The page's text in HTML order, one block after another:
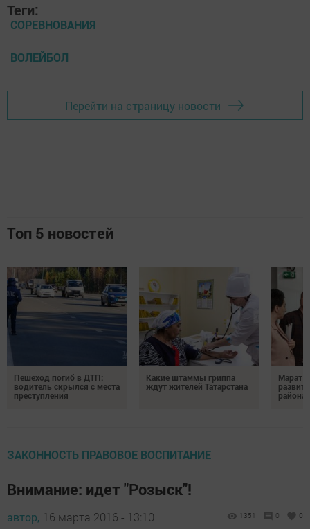
Теги:
СОРЕВНОВАНИЯ
ВОЛЕЙБОЛ
Перейти на страницу новости
Топ 5 новостей
Пешеход погиб в ДТП:
водитель скрылся с места
преступления
Какие штаммы гриппа
ждут жителей Татарстана
Марат
района
ЗАКОННОСТЬ ПРАВОВОЕ ВОСПИТАНИЕ
Внимание: идет "Розыск"!
автор, 16 марта 2016 - 13:10 1351 0 0